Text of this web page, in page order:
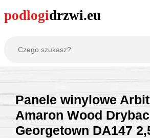
Panele winylowe
Amaron Wood
Georgetown DA147